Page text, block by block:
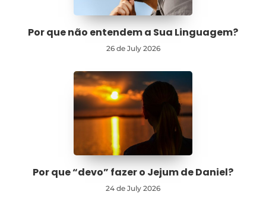
Por que não entendem a Sua Linguagem?
26 de July 2026
Por que “devo” fazer o Jejum de Daniel?
24 de July 2026